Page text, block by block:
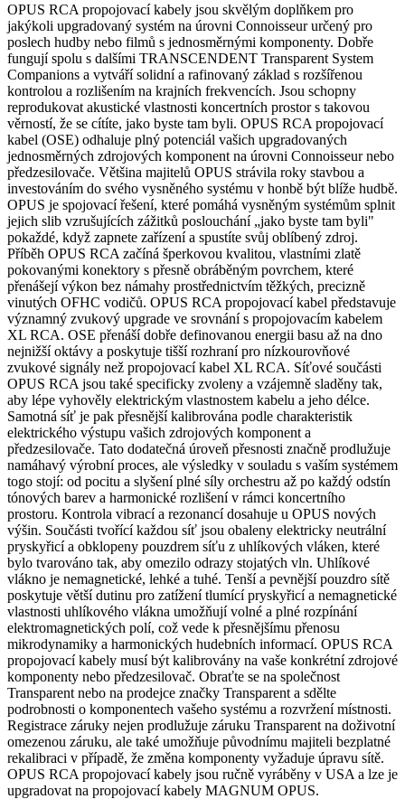
OPUS RCA propojovací kabely jsou skvělým doplňkem pro
jakýkoli upgradovaný systém na úrovni Connoisseur určený pro
poslech hudby nebo filmů s jednosměrnými komponenty. Dobře
fungují spolu s dalšími TRANSCENDENT Transparent System
Companions a vytváří solidní a rafinovaný základ s rozšířenou
kontrolou a rozlišením na krajních frekvencích. Jsou schopny
reprodukovat akustické vlastnosti koncertních prostor s takovou
věrností, že se cítíte, jako byste tam byli. OPUS RCA propojovací
kabel (OSE) odhaluje plný potenciál vašich upgradovaných
jednosměrných zdrojových komponent na úrovni Connoisseur nebo
předzesilovače. Většina majitelů OPUS strávila roky stavbou a
investováním do svého vysněného systému v honbě být blíže hudbě.
OPUS je spojovací řešení, které pomáhá vysněným systémům splnit
jejich slib vzrušujících zážitků poslouchání „jako byste tam byli"
pokaždé, když zapnete zařízení a spustíte svůj oblíbený zdroj.
Příběh OPUS RCA začíná šperkovou kvalitou, vlastními zlatě
pokovanými konektory s přesně obráběným povrchem, které
přenášejí výkon bez námahy prostřednictvím těžkých, precizně
vinutých OFHC vodičů. OPUS RCA propojovací kabel představuje
významný zvukový upgrade ve srovnání s propojovacím kabelem
XL RCA. OSE přenáší dobře definovanou energii basu až na dno
nejnižší oktávy a poskytuje tišší rozhraní pro nízkourovňové
zvukové signály než propojovací kabel XL RCA. Síťové součásti
OPUS RCA jsou také specificky zvoleny a vzájemně sladěny tak,
aby lépe vyhověly elektrickým vlastnostem kabelu a jeho délce.
Samotná síť je pak přesnější kalibrována podle charakteristik
elektrického výstupu vašich zdrojových komponent a
předzesilovače. Tato dodatečná úroveň přesnosti značně prodlužuje
namáhavý výrobní proces, ale výsledky v souladu s vaším systémem
togo stojí: od pocitu a slyšení plné síly orchestru až po každý odstín
tónových barev a harmonické rozlišení v rámci koncertního
prostoru. Kontrola vibrací a rezonancí dosahuje u OPUS nových
výšin. Součásti tvořící každou síť jsou obaleny elektricky neutrální
pryskyřicí a obklopeny pouzdrem síťu z uhlíkových vláken, které
bylo tvarováno tak, aby omezilo odrazy stojatých vln. Uhlíkové
vlákno je nemagnetické, lehké a tuhé. Tenší a pevnější pouzdro sítě
poskytuje větší dutinu pro zatížení tlumící pryskyřicí a nemagnetické
vlastnosti uhlíkového vlákna umožňují volné a plné rozpínání
elektromagnetických polí, což vede k přesnějšímu přenosu
mikrodynamiky a harmonických hudebních informací. OPUS RCA
propojovací kabely musí být kalibrovány na vaše konkrétní zdrojové
komponenty nebo předzesilovač. Obraťte se na společnost
Transparent nebo na prodejce značky Transparent a sdělte
podrobnosti o komponentech vašeho systému a rozvržení místnosti.
Registrace záruky nejen prodlužuje záruku Transparent na doživotní
omezenou záruku, ale také umožňuje původnímu majiteli bezplatné
rekalibraci v případě, že změna komponenty vyžaduje úpravu sítě.
OPUS RCA propojovací kabely jsou ručně vyráběny v USA a lze je
upgradovat na propojovací kabely MAGNUM OPUS.